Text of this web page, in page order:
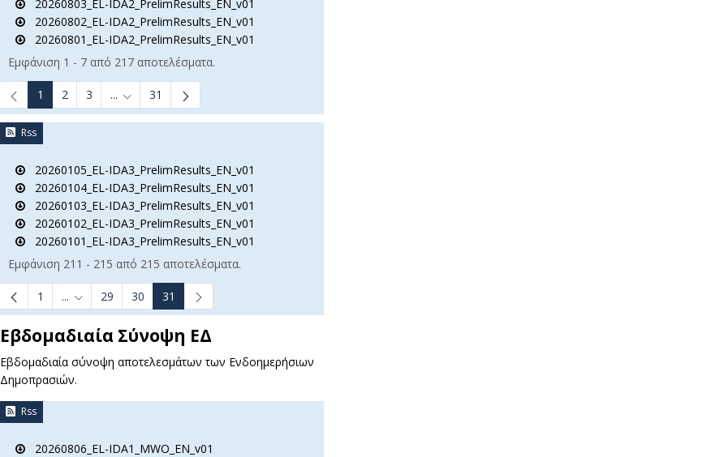
20260803_EL-IDA2_PrelimResults_EN_v01
20260802_EL-IDA2_PrelimResults_EN_v01
20260801_EL-IDA2_PrelimResults_EN_v01
Εμφάνιση 1 - 7 από 217 αποτελέσματα.
1 2 3 ... Ενδιάμεσες σελίδες Use TAB to navigate.
31
Rss
20260105_EL-IDA3_PrelimResults_EN_v01
20260104_EL-IDA3_PrelimResults_EN_v01
20260103_EL-IDA3_PrelimResults_EN_v01
20260102_EL-IDA3_PrelimResults_EN_v01
20260101_EL-IDA3_PrelimResults_EN_v01
Εμφάνιση 211 - 215 από 215 αποτελέσματα.
1 ... Ενδιάμεσες σελίδες Use TAB to navigate.
29 30 31
Εβδομαδιαία Σύνοψη ΕΔ
Εβδομαδιαία σύνοψη αποτελεσμάτων των Ενδοημερήσιων
Δημοπρασιών.
Rss
20260806_EL-IDA1_MWO_EN_v01